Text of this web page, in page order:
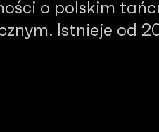
o polskim
Istnieje od